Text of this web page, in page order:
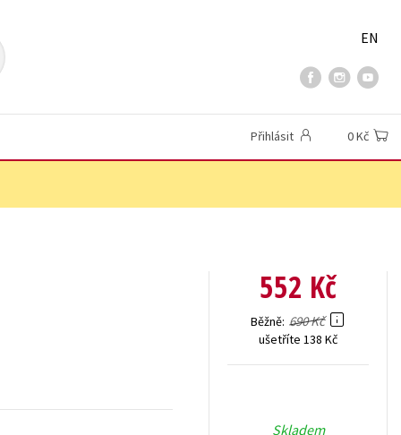
EN
Přihlásit 0 Kč
552 Kč
Běžně 690 Kč
ušetříte 138 Kč
Skladem